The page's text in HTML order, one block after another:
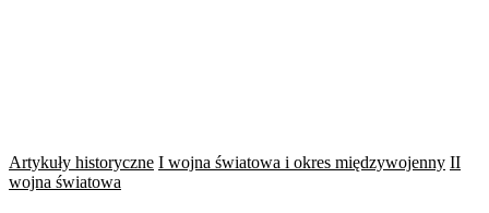
Artykuły historyczne I wojna światowa i okres międzywojenny II
wojna światowa